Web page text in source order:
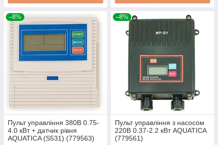
–8%
Пульт управління 380В 0.75-
4.0 кВт + датчик рівня
AQUATICA (S531) (779563)
–8%
Пульт управління з насосом
220В 0.37-2.2 кВт AQUATICA
(779561)